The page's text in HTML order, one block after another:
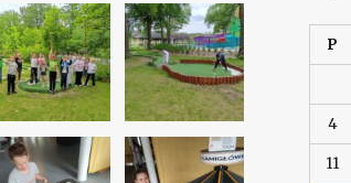
P
4
11